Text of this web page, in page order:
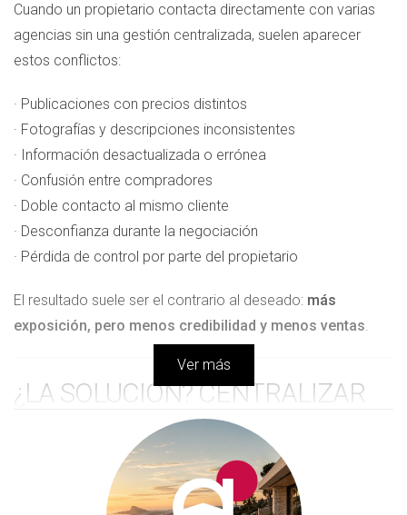
Cuando un propietario contacta directamente con varias
agencias sin una gestión centralizada, suelen aparecer
estos conflictos:
· Publicaciones con precios distintos
· Fotografías y descripciones inconsistentes
· Información desactualizada o errónea
· Confusión entre compradores
· Doble contacto al mismo cliente
· Desconfianza durante la negociación
· Pérdida de control por parte del propietario
El resultado suele ser el contrario al deseado: más
exposición, pero menos credibilidad y menos ventas.
¿LA SOLUCIÓN? CENTRALIZAR
SIN LIMITAR
La clave no está en elegir entre exclusividad o no
exclusividad, sino encómo se gestiona la colaboración
Ver más